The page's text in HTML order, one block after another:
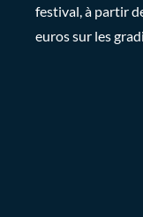
festival, à partir
euros sur les